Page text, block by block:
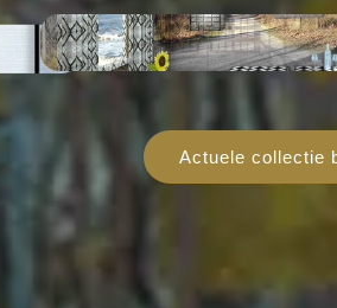
Actuele collectie